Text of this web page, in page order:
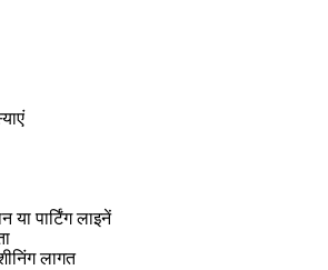
पार्टिंग लाइनें
लागत